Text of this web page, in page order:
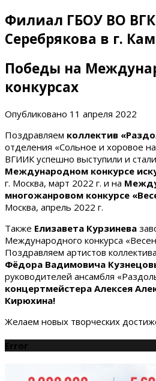
Филиал ГБОУ ВО
Серебрякова в г.
Победы на
конкурсах
Опубликовано 11 апреля 2022
Поздравляем коллектив
отделения «Сольное и хоровое
ВГИИК успешно выступили и
Международном конкурсе
г. Москва, март 2022 г. и на
многожанровом конкурсе
Москва, апрель 2022 г.
Также Елизавета Курзинева
Международного конкурса
Поздравляем артистов
Фёдора Вадимовича
руководителей ансамбля
концертмейстера Алексея
Кирюхина!
Желаем новых творческих
Error